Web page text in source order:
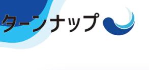
to
content